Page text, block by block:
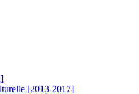
[2013-2017]